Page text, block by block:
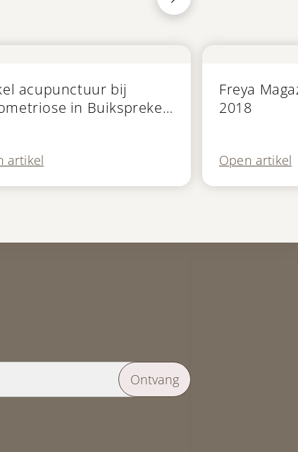
acupunctuur bij
in Buikspreker
artikel
Freya
2018
Open artikel
Ontvang